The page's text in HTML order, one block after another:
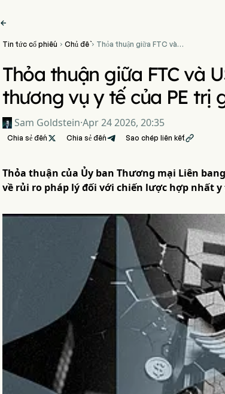

Tin tức cổ phiếu  Chủ đề Thỏa thuận giữa FTC và
giá hàng tỷ USD
Thỏa thuận giữa FTC và
thương vụ y tế của PE trị
Sam Goldstein·Apr 24 2026, 20:35
Chia sẻ đến  Chia sẻ đến Sao chép liên kết
Thỏa thuận của Ủy ban Thương mại Liên
về rủi ro pháp lý đối với chiến lược hợp nhất